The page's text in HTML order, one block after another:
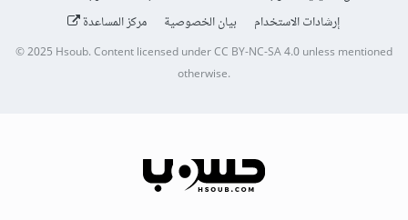
إرشادات الاستخدام
بيان الخصوصية مركز المساعدة
© 2025Hsoub.Content licensed underCC BY-NC-SA 4.0unless mentioned
otherwise.